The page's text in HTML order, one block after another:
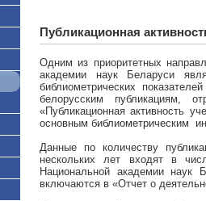
Публикационная
Одним из приоритетных
академии наук Беларуси
библиометрических
белорусским публикациям,
«Публикационная активность
основным библиометрическим
Данные по количеству
нескольких лет входят в
Национальной академии наук
включаются в «Отчет о